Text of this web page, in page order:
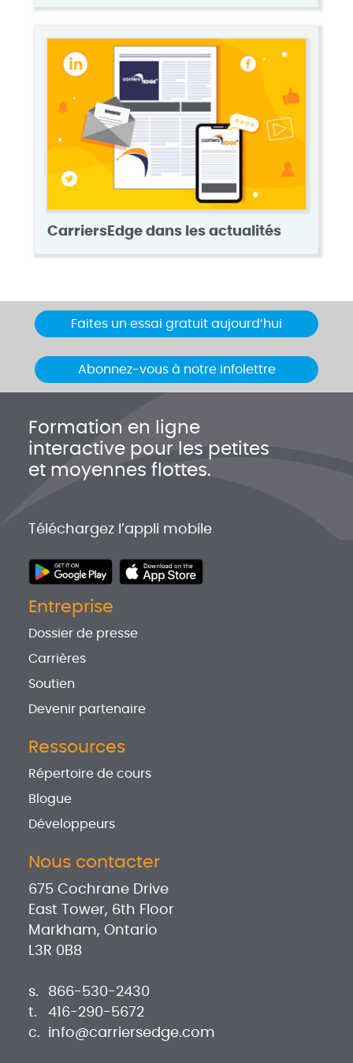
CarriersEdge dans les actualités
Faites un essai gratuit aujourd’hui
Abonnez-vous à notre infolettre
Formation en ligne
interactive pour les petites
et moyennes flottes.
Téléchargez l’appli mobile
Entreprise
Dossier de presse
Carrières
Soutien
Devenir partenaire
Ressources
Répertoire de cours
Blogue
Développeurs
Nous contacter
675 Cochrane Drive
East Tower, 6th Floor
Markham, Ontario
L3R 0B8
s.
866-530-2430
t.
416-290-5672
c.
info@carriersedge.com